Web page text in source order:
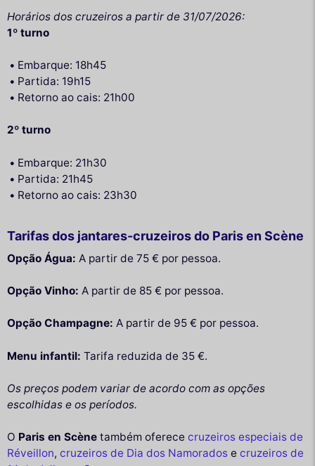
Horários dos cruzeiros a partir de 31/07/2026:
1º turno
Embarque: 18h45
Partida: 19h15
Retorno ao cais: 21h00
2º turno
Embarque: 21h30
Partida: 21h45
Retorno ao cais: 23h30
Tarifas dos jantares-cruzeiros do Paris en Scène
Opção Água: A partir de 75 € por pessoa.
Opção Vinho: A partir de 85 € por pessoa.
Opção Champagne: A partir de 95 € por pessoa.
Menu infantil: Tarifa reduzida de 35 €.
Os preços podem variar de acordo com as opções
escolhidas e os períodos.
O Paris en Scène também oferece cruzeiros especiais de
Réveillon, cruzeiros de Dia dos Namorados e cruzeiros de